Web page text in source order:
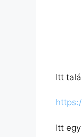
Itt
Itt